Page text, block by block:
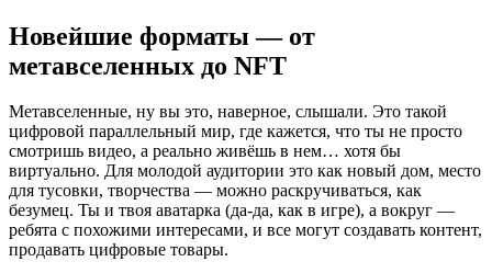
Новейшие форматы — от
метавселенных до NFT
Метавселенные, ну вы это, наверное, слышали. Это такой
цифровой параллельный мир, где кажется, что ты не просто
смотришь видео, а реально живёшь в нем… хотя бы
виртуально. Для молодой аудитории это как новый дом, место
для тусовки, творчества — можно раскручиваться, как
безумец. Ты и твоя аватарка (да-да, как в игре), а вокруг —
ребята с похожими интересами, и все могут создавать контент,
продавать цифровые товары.